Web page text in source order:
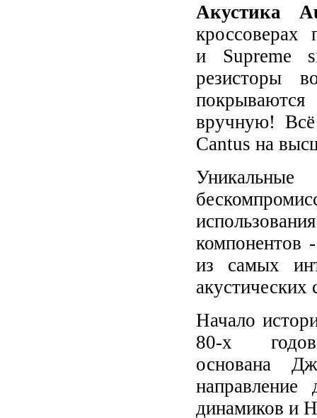
Акустика
кроссоверах
и Supreme
резисторы
вручную!
Cantus на
компонентов
из самых
акустических
Начало
80-х
основана
динамиков и